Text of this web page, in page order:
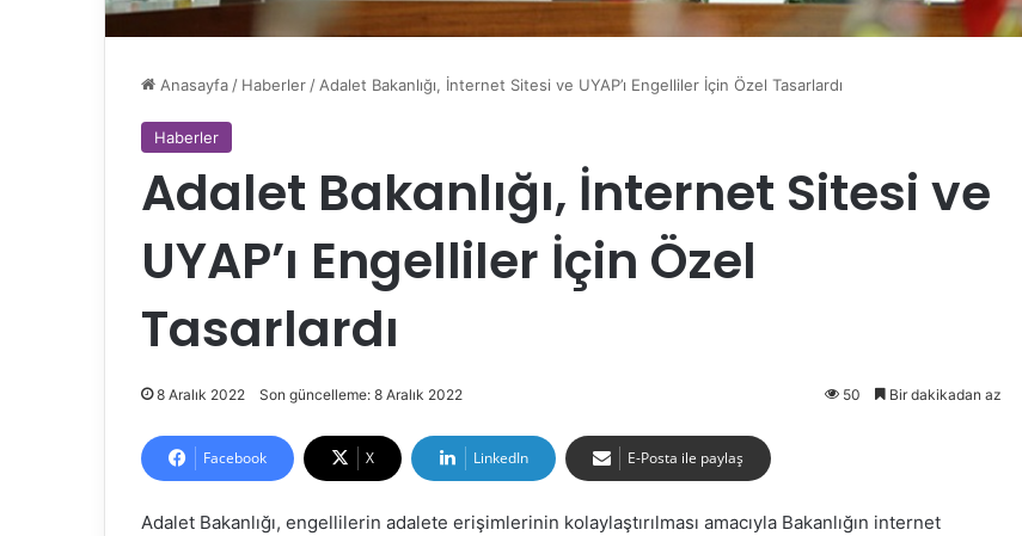
Anasayfa/ Haberler/Adalet Bakanlığı, İnternet Sitesi ve UYAP’ı Engelliler İçin Özel Tasarlardı
Haberler
Adalet Bakanlığı, İnternet Sitesi ve
UYAP’ı Engelliler İçin Özel
Tasarlardı
8 Aralık 2022 Son güncelleme: 8 Aralık 2022 50 Bir dakikadan az
Facebook X LinkedIn E-Posta ile paylaş
Adalet Bakanlığı, engellilerin adalete erişimlerinin kolaylaştırılması amacıyla Bakanlığın internet